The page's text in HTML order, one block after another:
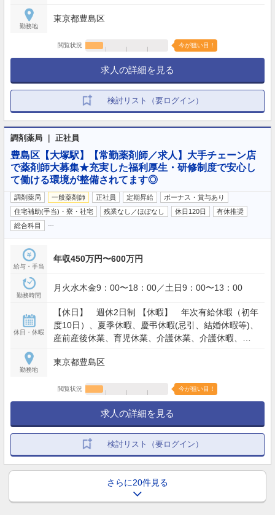
勤務地
東京都豊島区
閲覧状況 今が狙い目！
求人の詳細を見る
検討リスト（要ログイン）
調剤薬局 ｜ 正社員
豊島区【大塚駅】【常勤薬剤師／求人】大手チェーン店
で薬剤師大募集★充実した福利厚生・研修制度で安心し
て働ける環境が整備されてます◎
調剤薬局 一般薬剤師 正社員 定期昇給
ボーナス・賞与あり
住宅補助(手当)・寮・社宅
残業なし／ほぼなし 休日120日
有休推奨
総合科目
給与・手当
年収450万円〜600万円
勤務時間
月火水木金9：00〜18：00／土日9：00〜13：00
休日・休暇
【休日】 週休2日制 【休暇】 年次有給休暇（初年
度10日）、夏季休暇、慶弔休暇(忌引、結婚休暇等)、
産前産後休業、育児休業、介護休業、介護休暇、看
勤務地
東京都豊島区
閲覧状況 今が狙い目！
求人の詳細を見る
検討リスト（要ログイン）
さらに20件見る